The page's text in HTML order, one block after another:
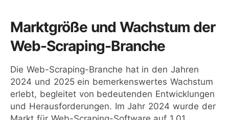
Marktgröße und Wachstum der
Web-Scraping-Branche
Die Web-Scraping-Branche hat in den Jahren
2024 und 2025 ein bemerkenswertes Wachstum
erlebt, begleitet von bedeutenden Entwicklungen
und Herausforderungen.​ Im Jahr 2024 wurde der